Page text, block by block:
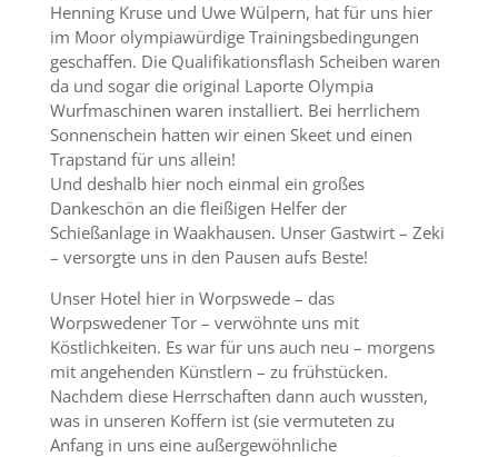
Henning Kruse und Uwe Wülpern, hat für uns hier
im Moor olympiawürdige Trainingsbedingungen
geschaffen. Die Qualifikationsflash Scheiben waren
da und sogar die original Laporte Olympia
Wurfmaschinen waren installiert. Bei herrlichem
Sonnenschein hatten wir einen Skeet und einen
Trapstand für uns allein!
Und deshalb hier noch einmal ein großes
Dankeschön an die fleißigen Helfer der
Schießanlage in Waakhausen. Unser Gastwirt – Zeki
– versorgte uns in den Pausen aufs Beste!
Unser Hotel hier in Worpswede – das
Worpswedener Tor – verwöhnte uns mit
Köstlichkeiten. Es war für uns auch neu – morgens
mit angehenden Künstlern – zu frühstücken.
Nachdem diese Herrschaften dann auch wussten,
was in unseren Koffern ist (sie vermuteten zu
Anfang in uns eine außergewöhnliche